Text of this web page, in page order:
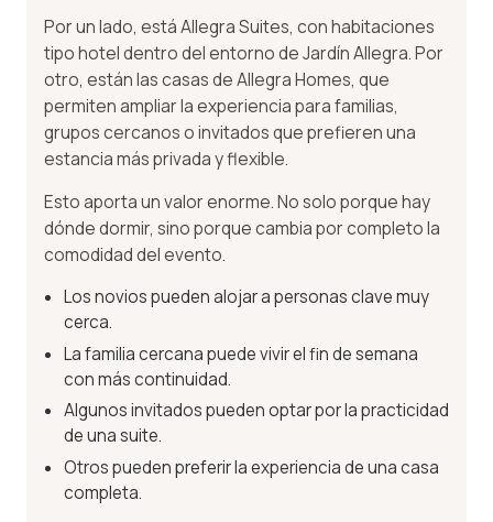
Por un lado, está Allegra Suites, con habitaciones
tipo hotel dentro del entorno de Jardín Allegra. Por
otro, están las casas de Allegra Homes, que
permiten ampliar la experiencia para familias,
grupos cercanos o invitados que prefieren una
estancia más privada y flexible.
Esto aporta un valor enorme. No solo porque hay
dónde dormir, sino porque cambia por completo la
comodidad del evento.
Los novios pueden alojar a personas clave muy
cerca.
La familia cercana puede vivir el fin de semana
con más continuidad.
Algunos invitados pueden optar por la practicidad
de una suite.
Otros pueden preferir la experiencia de una casa
completa.